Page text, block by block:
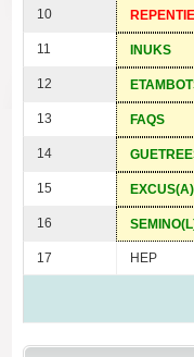
10 REPENTIE
11 INUKS
12
13 FAQS
14
15
16
17 HEP